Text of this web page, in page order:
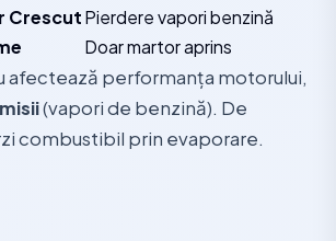
CrescutPierdere vapori benzină
Doar martor aprins
afectează performanța motorului,
(vapori de benzină). De
combustibil prin evaporare.